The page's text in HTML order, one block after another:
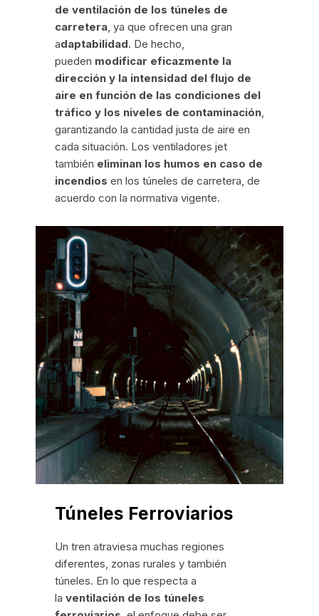
de ventilación de los túneles de
carretera, ya que ofrecen una gran
adaptabilidad. De hecho,
pueden modificar eficazmente la
dirección y la intensidad del flujo de
aire en función de las condiciones del
tráfico y los niveles de contaminación,
garantizando la cantidad justa de aire en
cada situación. Los ventiladores jet
también eliminan los humos en caso de
incendios en los túneles de carretera, de
acuerdo con la normativa vigente.
Túneles Ferroviarios
Un tren atraviesa muchas regiones
diferentes, zonas rurales y también
túneles. En lo que respecta a
la ventilación de los túneles